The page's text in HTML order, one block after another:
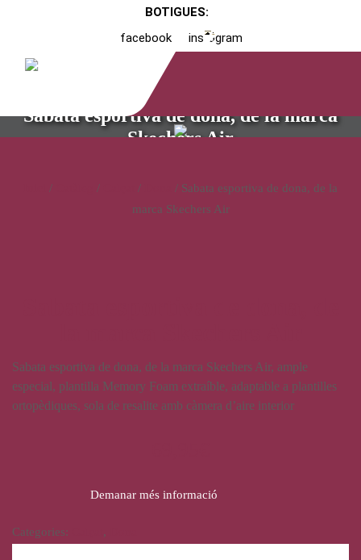
BOTIGUES:
facebook
instagram
Sabata esportiva de dona, de la marca
Skechers Air
/ / /
/ Sabata esportiva de dona, de la
marca Skechers Air
Sabata esportiva de dona, de la marca Skechers Air, ample
especial, plantilla Memory Foam extraíble, adaptable a plantilles
ortopèdiques, sola de resalite amb càmera d’aire interior
Demanar més informació
Categories: ,